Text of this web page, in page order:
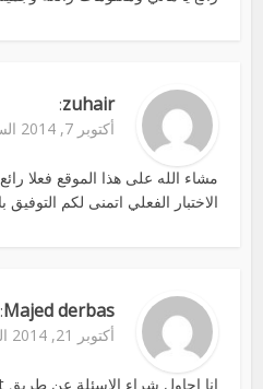
zuhair
:
أكتوبر 7, 2014 الساعة 9:11 م
مشاء الله على هذا الموقع فعلا
الاختبار الفعلي اتمنى لكم التوفيق
Majed derbas
:
أكتوبر 21, 2014 الساعة 2:55 م